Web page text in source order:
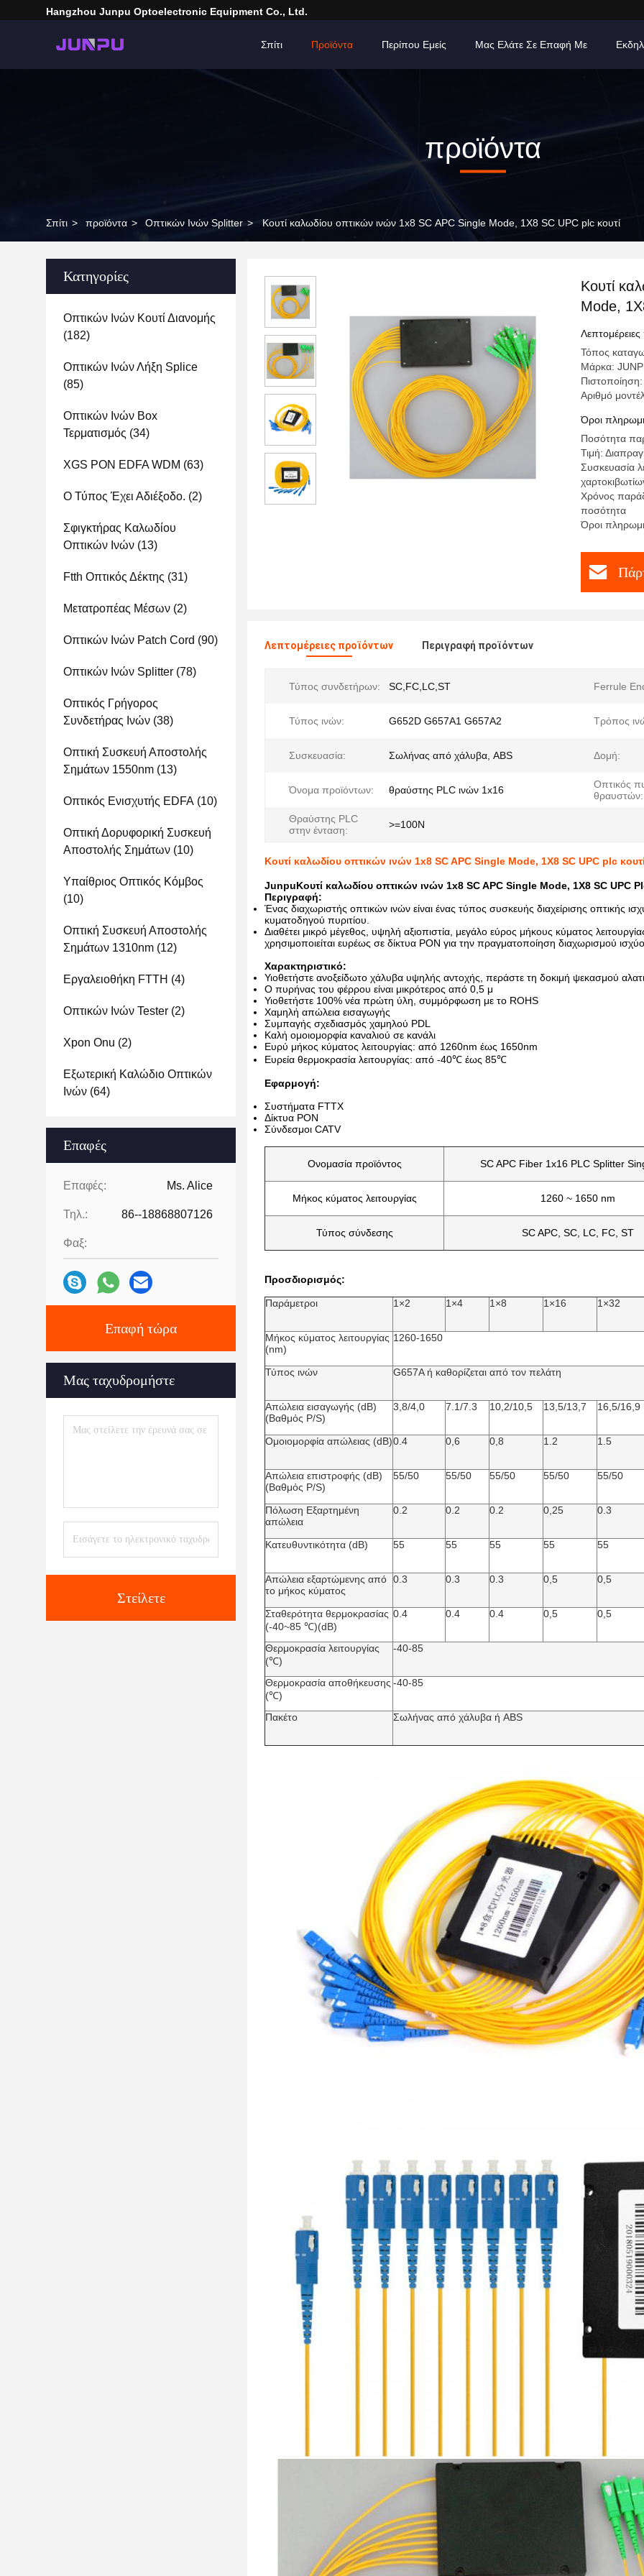
Hangzhou Junpu Optoelectronic Equipment Co., Ltd.
Σπίτι Προϊόντα Περίπου Εμείς Μας Ελάτε Σε Επαφή Με
προϊόντα
Σπίτι > προϊόντα > Οπτικών Ινών Splitter > Κουτί καλωδίου οπτικών ινών 1x8 SC APC Single Mode, 1X8 SC UPC plc κουτί
Κατηγορίες
Οπτικών Ινών Κουτί Διανομής
(182)
Οπτικών Ινών Λήξη Splice
(85)
Οπτικών Ινών Box
Τερματισμός (34)
XGS PON EDFA WDM (63)
Ο Τύπος Έχει Αδιέξοδο. (2)
Σφιγκτήρας Καλωδίου
Οπτικών Ινών (13)
Ftth Οπτικός Δέκτης (31)
Μετατροπέας Μέσων (2)
Οπτικών Ινών Patch Cord (90)
Οπτικών Ινών Splitter (78)
Οπτικός Γρήγορος
Συνδετήρας Ινών (38)
Οπτική Συσκευή Αποστολής
Σημάτων 1550nm (13)
Οπτικός Ενισχυτής EDFA (10)
Οπτική Δορυφορική Συσκευή
Αποστολής Σημάτων (10)
Υπαίθριος Οπτικός Κόμβος
(10)
Οπτική Συσκευή Αποστολής
Σημάτων 1310nm (12)
Εργαλειοθήκη FTTH (4)
Οπτικών Ινών Tester (2)
Xpon Onu (2)
Εξωτερική Καλώδιο Οπτικών
Ινών (64)
Επαφές
Επαφές: Ms. Alice
Τηλ.: 86--18868807126
Φαξ:
Επαφή τώρα
Μας ταχυδρομήστε
Στείλετε
Κουτί
Mode,
Τόπος
Μάρκα:
Αριθμό
Όροι
Ποσότητα
Τιμή:
Συσκευασία
Χρόνος
ποσότητα
Όροι
Λεπτομέρειες προϊόντων Περιγραφή προϊόντων
Τύπος συνδετήρων: SC,FC,LC,ST Ferrule
Τύπος ινών: G652D G657A1 G657A2 Τρόπος
Συσκευασία: Σωλήνας από χάλυβα, ABS Δομή:
Όνομα προϊόντων: θραύστης PLC ινών 1x16
Οπτικός
θραυστών:
Θραύστης PLC
στην ένταση:
>=100N
Κουτί καλωδίου οπτικών ινών 1x8 SC APC Single Mode, 1X8 SC UPC plc
JunpuΚουτί καλωδίου οπτικών ινών 1x8 SC APC Single Mode, 1X8 SC UPC
Περιγραφή:
Ένας διαχωριστής οπτικών ινών είναι ένας τύπος συσκευής διαχείρισης οπτικής
κυματοδηγού πυριτίου.
Διαθέτει μικρό μέγεθος, υψηλή αξιοπιστία, μεγάλο εύρος μήκους κύματος
χρησιμοποιείται ευρέως σε δίκτυα PON για την πραγματοποίηση διαχωρισμού
Χαρακτηριστικό:
Υιοθετήστε ανοξείδωτο χάλυβα υψηλής αντοχής, περάστε τη δοκιμή ψεκασμού
Ο πυρήνας του φέρρου είναι μικρότερος από 0,5 μ
Υιοθετήστε 100% νέα πρώτη ύλη, συμμόρφωση με το ROHS
Χαμηλή απώλεια εισαγωγής
Συμπαγής σχεδιασμός χαμηλού PDL
Καλή ομοιομορφία καναλιού σε κανάλι
Ευρύ μήκος κύματος λειτουργίας: από 1260nm έως 1650nm
Ευρεία θερμοκρασία λειτουργίας: από -40℃ έως 85℃
Εφαρμογή:
Συστήματα FTTX
Δίκτυα PON
Σύνδεσμοι CATV
Ονομασία προϊόντος SC APC Fiber 1x16 PLC Splitter
Μήκος κύματος λειτουργίας 1260 ~ 1650 nm
Τύπος σύνδεσης SC APC, SC, LC, FC, ST
Προσδιορισμός:
Παράμετροι 1×2 1×4 1×8 1×16 1×32
Μήκος κύματος λειτουργίας
(nm)
1260-1650
Τύπος ινών G657A ή καθορίζεται από τον πελάτη
Απώλεια εισαγωγής (dB)
(Βαθμός P/S)
3,8/4,0 7.1/7.3 10,2/10,5 13,5/13,7 16,5/16,9
Ομοιομορφία απώλειας (dB)0.4 0,6 0,8 1.2 1.5
Απώλεια επιστροφής (dB)
(Βαθμός P/S)
55/50 55/50 55/50 55/50 55/50
Πόλωση Εξαρτημένη
απώλεια
0.2 0.2 0.2 0,25 0.3
Κατευθυντικότητα (dB) 55 55 55 55 55
Απώλεια εξαρτώμενης από
το μήκος κύματος
0.3 0.3 0.3 0,5 0,5
Σταθερότητα θερμοκρασίας
(-40~85 ℃)(dB)
0.4 0.4 0.4 0,5 0,5
Θερμοκρασία λειτουργίας
(℃)
-40-85
Θερμοκρασία αποθήκευσης
(℃)
-40-85
Πακέτο Σωλήνας από χάλυβα ή ABS